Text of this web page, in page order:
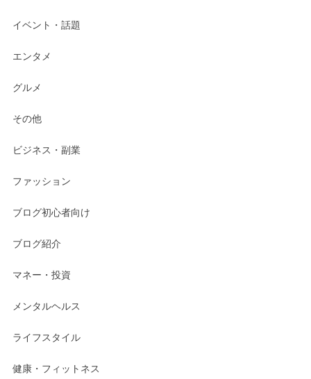
イベント・話題
エンタメ
グルメ
その他
ビジネス・副業
ファッション
ブログ初心者向け
ブログ紹介
マネー・投資
メンタルヘルス
ライフスタイル
健康・フィットネス